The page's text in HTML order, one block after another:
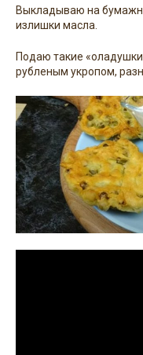
Выкладываю на
излишки масла.
Подаю такие
рубленым укропом,